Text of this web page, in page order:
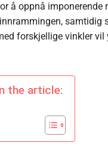
å oppnå imponerende
samtidig
forskjellige vinkler
the article: